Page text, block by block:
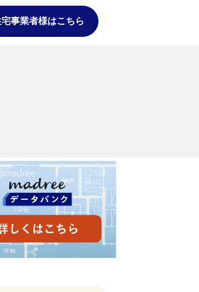
事業者様はこちら